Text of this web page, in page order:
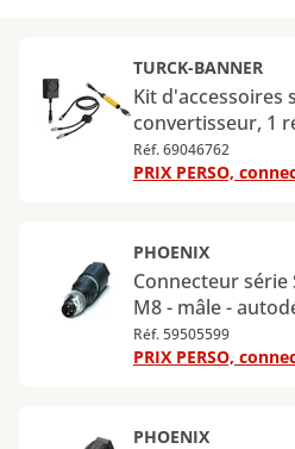
TURCK-BANNER
Kit d'accessoires
convertisseur, 1
alimentation -
Réf. 69046762
PRIX PERSO,
PHOENIX
Connecteur série
M8 - mâle -
m - SACC-M 8MS-
Réf. 59505599
PRIX PERSO,
PHOENIX